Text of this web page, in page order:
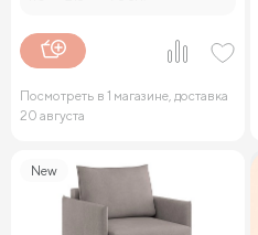
Посмотреть в 1 магазине, доставка
20 августа
New